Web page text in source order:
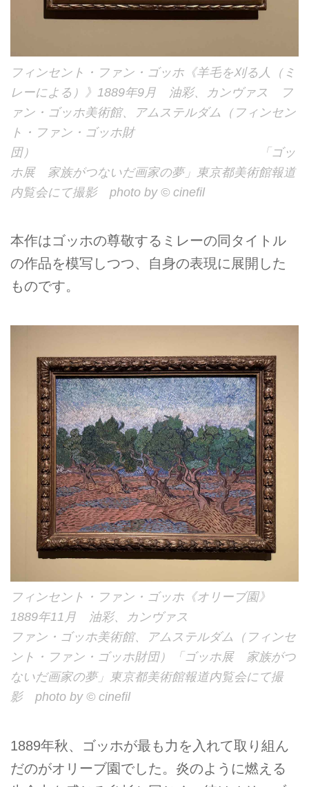
フィンセント・ファン・ゴッホ《羊毛を刈る人（ミ
レーによる）》1889年9月 油彩、カンヴァス フ
ァン・ゴッホ美術館、アムステルダム（フィンセン
ト・ファン・ゴッホ財
団） 「ゴッ
ホ展 家族がつないだ画家の夢」東京都美術館報道
内覧会にて撮影 photo by © cinefil
本作はゴッホの尊敬するミレーの同タイトル
の作品を模写しつつ、自身の表現に展開した
ものです。
フィンセント・ファン・ゴッホ《オリーブ園》
1889年11月 油彩、カンヴァス
ファン・ゴッホ美術館、アムステルダム（フィンセ
ント・ファン・ゴッホ財団）「ゴッホ展 家族がつ
ないだ画家の夢」東京都美術館報道内覧会にて撮
影 photo by © cinefil
1889年秋、ゴッホが最も力を入れて取り組ん
だのがオリーブ園でした。炎のように燃える